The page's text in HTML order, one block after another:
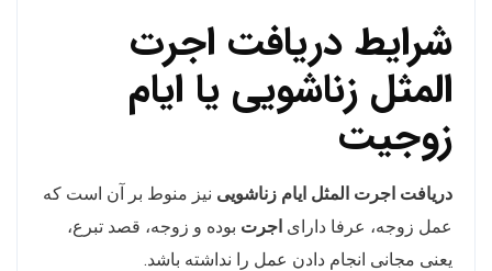
شرایط دریافت اجرت
المثل زناشویی یا ایام
زوجیت
دریافت اجرت المثل ایام زناشویی نیز منوط بر آن است که
عمل زوجه، عرفا دارای اجرت بوده و زوجه، قصد تبرع،
یعنی مجانی انجام دادن عمل را نداشته باشد.